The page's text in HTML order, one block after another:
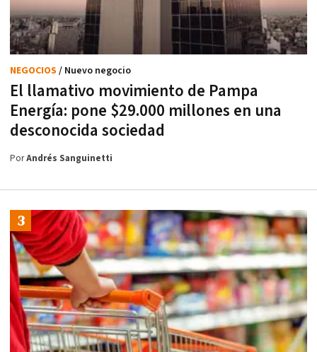
El llamativo movimiento de Pampa
Energía: pone $29.000 millones en una
desconocida sociedad
NEGOCIOS / Nuevo negocio
PorAndrés Sanguinetti